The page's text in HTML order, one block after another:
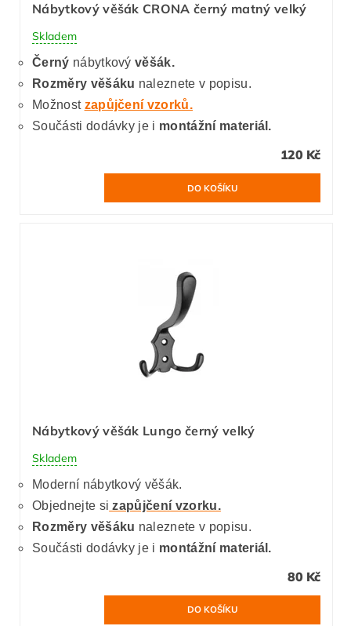
Nábytkový věšák CRONA černý matný velký
Skladem
Černý nábytkovývěšák.
Rozměry věšáku naleznete v popisu.
Možnost zapůjčení vzorků.
Součásti dodávky je i montážní materiál.
120 Kč
Nábytkový věšák Lungo černý velký
Skladem
Moderní nábytkový věšák.
Objednejte si zapůjčení vzorku.
Rozměry věšáku naleznete v popisu.
Součásti dodávky je i montážní materiál.
80 Kč